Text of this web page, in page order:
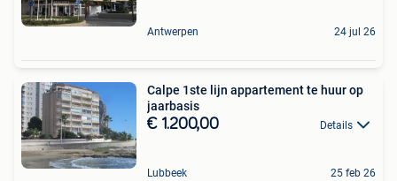
Antwerpen 24 jul 26
Calpe 1ste lijn appartement te huur op
jaarbasis
€ 1.200,00 Details
Lubbeek 25 feb 26